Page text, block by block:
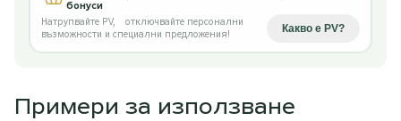
бонуси
Натрупвайте PV,
отключвайте персонални
възможности и специални предложения!
Какво е PV?
Примери за използване